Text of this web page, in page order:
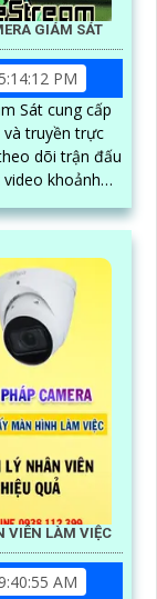
GIÁM SÁT
PM
Sát cung cấp
truyền trực
dõi trận đấu
VIÊN LÀM VIỆC
AM